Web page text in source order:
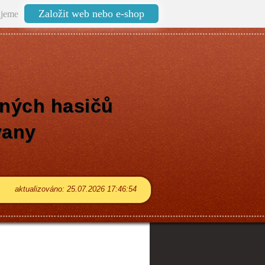
Založit web nebo e-shop
hasičů
aktualizováno: 25.07.2026 17:46:54